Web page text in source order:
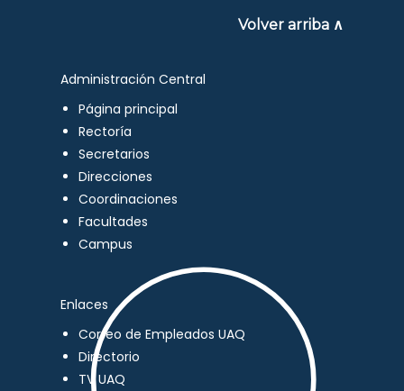
Volver arriba ∧
Administración Central
Página principal
Rectoría
Secretarios
Direcciones
Coordinaciones
Facultades
Campus
Enlaces
Correo de Empleados UAQ
Directorio
TV UAQ